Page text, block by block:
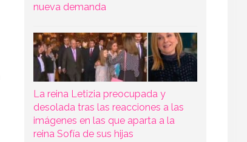
nueva demanda
La reina Letizia preocupada y
desolada tras las reacciones a las
imágenes en las que aparta a la
reina Sofía de sus hijas